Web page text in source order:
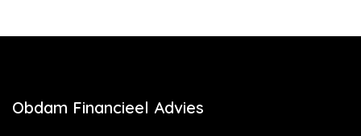
Obdam Financieel Advies